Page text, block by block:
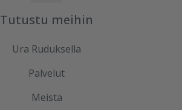
Tutustu meihin
Ura Ruduksella
Palvelut
Meistä